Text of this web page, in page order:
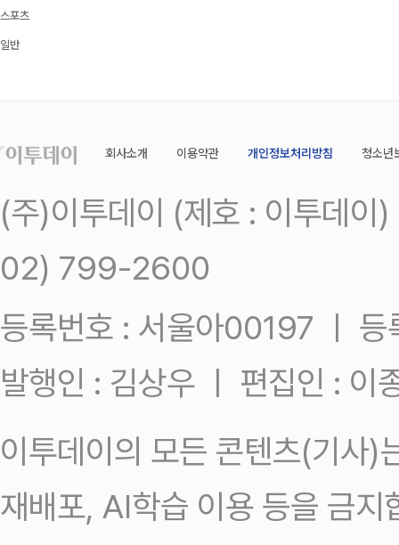
스포츠
일반
회사소개 이용약관 개인정보처리방침 청소년
(주)이투데이 (제호 : 이투데
02) 799-2600
등록번호 : 서울아00197 ㅣ
발행인 : 김상우 ㅣ 편집인 : 이
이투데이의 모든 콘텐츠(기사)
재배포, AI학습 이용 등을 금지